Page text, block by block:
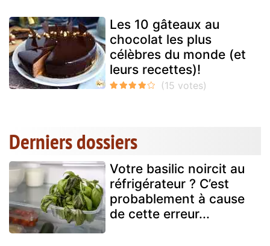
Les 10 gâteaux au
chocolat les plus
célèbres du monde (et
leurs recettes)!
Derniers dossiers
Votre basilic noircit au
réfrigérateur ? C’est
probablement à cause
de cette erreur...